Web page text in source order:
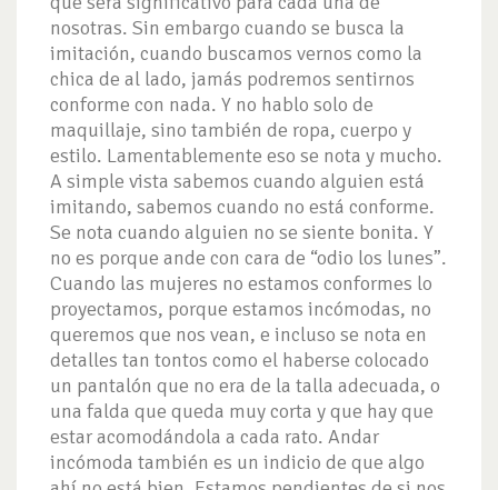
nosotras. Sin embargo cuando se busca la
imitación, cuando buscamos vernos como la
chica de al lado, jamás podremos sentirnos
conforme con nada. Y no hablo solo de
maquillaje, sino también de ropa, cuerpo y
estilo. Lamentablemente eso se nota y mucho.
A simple vista sabemos cuando alguien está
imitando, sabemos cuando no está conforme.
Se nota cuando alguien no se siente bonita. Y
no es porque ande con cara de “odio los lunes”.
Cuando las mujeres no estamos conformes lo
proyectamos, porque estamos incómodas, no
queremos que nos vean, e incluso se nota en
detalles tan tontos como el haberse colocado
un pantalón que no era de la talla adecuada, o
una falda que queda muy corta y que hay que
estar acomodándola a cada rato. Andar
incómoda también es un indicio de que algo